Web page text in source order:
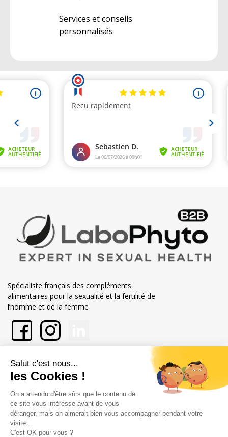
Services et conseils
personnalisés
Spécialiste français des compléments
alimentaires pour la sexualité et la fertilité de
l’homme et de la femme
En savoir plus sur Labophyto
Nos engagements
Informations
Marchand approuvé par la Société des Avis Garantis,
vérifier.